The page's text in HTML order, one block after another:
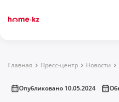
Главная Пресс-центр Новости
Опубликовано 10.05.2024